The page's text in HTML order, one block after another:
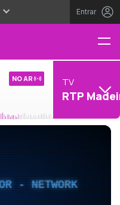
Entrar
NO AR TV
RTP
- NETWORK